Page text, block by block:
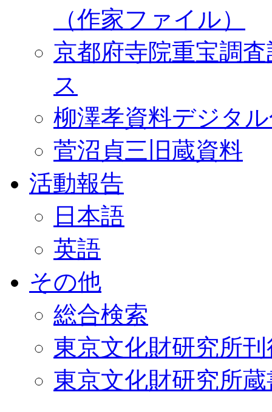
（作家ファイル）
京都府寺院重宝調
ス
柳澤孝資料デジタ
菅沼貞三旧蔵資料
活動報告
日本語
英語
その他
総合検索
東京文化財研究所
東京文化財研究所